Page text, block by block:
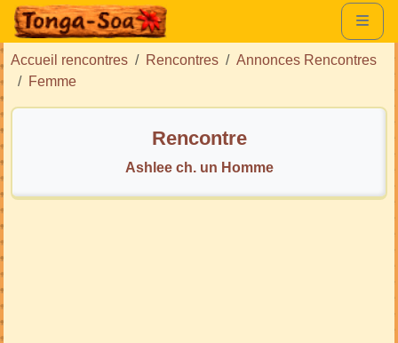
Accueil rencontres Rencontres
Annonces Rencontres
Femme
Rencontre
Ashlee ch. un Homme